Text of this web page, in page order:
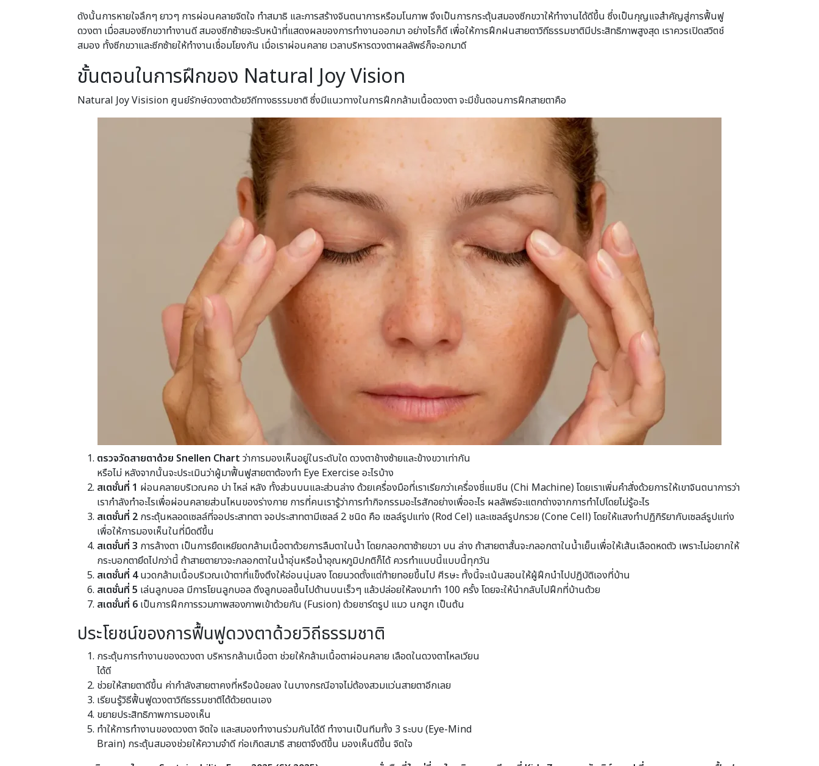
ดังนั้นการหายใจลึกๆ ยาวๆ การผ่อนคลายจิตใจ ทำสมาธิ และการสร้างจินตนาการหรือมโนภาพ จึงเป็นการกระตุ้นสมองซีกขวาให้ทำงานได้ดีขึ้น ซึ่งเป็นกุญแจสำคัญสู่การฟื้นฟู
ดวงตา เมื่อสมองซีกขวาทำงานดี สมองซีกซ้ายจะรับหน้าที่แสดงผลของการทำงานออกมา อย่างไรก็ดี เพื่อให้การฝึกฝนสายตาวิถีธรรมชาติมีประสิทธิภาพสูงสุด เราควรเปิดสวิตช์
สมอง ทั้งซีกขวาและซีกซ้ายให้ทำงานเชื่อมโยงกัน เมื่อเราผ่อนคลาย เวลาบริหารดวงตาผลลัพธ์ก็จะอกมาดี
ขั้นตอนในการฝึกของ Natural Joy Vision
Natural Joy Visision ศูนย์รักษ์ดวงตาด้วยวิถีทางธรรมชาติ ซึ่งมีแนวทางในการฝึกกล้ามเนื้อดวงตา จะมีขั้นตอนการฝึกสายตาคือ
ตรวจวัดสายตาด้วย Snellen Chart ว่าการมองเห็นอยู่ในระดับใด ดวงตาช้างซ้ายและข้างขวาเท่ากัน
หรือไม่ หลังจากนั้นจะประเมินว่าผู้มาฟื้นฟูสายตาต้องทำ Eye Exercise อะไรบ้าง
สเตชั่นที่ 1 ผ่อนคลายบริเวณคอ บ่า ไหล่ หลัง ทั้งส่วนบนและส่วนล่าง ด้วยเครื่องมือที่เราเรียกว่าเครื่องชี่แมชีน (Chi Machine) โดยเราเพิ่มคำสั่งด้วยการให้เขาจินตนาการว่า
เรากำลังทำอะไรเพื่อผ่อนคลายส่วนไหนของร่างกาย การที่คนเรารู้ว่าการทำกิจกรรมอะไรสักอย่างเพื่ออะไร ผลลัพธ์จะแตกต่างจากการทำไปโดยไม่รู้อะไร
สเตชั่นที่ 2 กระตุ้นหลอดเซลล์ที่จอประสาทตา จอประสาทตามีเซลล์ 2 ชนิด คือ เซลล์รูปแท่ง (Rod Cel) และเซลล์รูปกรวย (Cone Cell) โดยให้แสงทำปฏิกิริยากับเซลล์รูปแท่ง
เพื่อให้การมองเห็นในที่มืดดีขึ้น
สเตชั่นที่ 3 การล้างตา เป็นการยืดเหยียดกล้ามเนื้อตาด้วยการลืมตาในน้ำ โดยกลอกตาซ้ายขวา บน ล่าง ถ้าสายตาสั้นจะกลอกตาในน้ำเย็นเพื่อให้เส้นเลือดหดตัว เพราะไม่อยากให้
กระบอกตายึดไปกว่านี้ ถ้าสายตายาวจะกลอกตาในน้ำอุ่นหรือน้ำอุณหภูมิปกติก็ได้ ควรทำแบบนี้แบบนี้ทุกวัน
สเตชั่นที่ 4นวดกล้ามเนื้อบริเวณเบ้าตาที่แข็งตึงให้อ่อนนุ่มลง โดยนวดตั้งแต่ท้ายทอยขึ้นไป ศีรษะ ทั้งนี้จะเน้นสอนให้ผู้ฝึกนำไปปฏิบัติเองที่บ้าน
สเตชั่นที่ 5 เล่นลูกบอล มีการโยนลูกบอล ดึงลูกบอลขึ้นไปด้านบนเร็วๆ แล้วปล่อยให้ลงมาทำ 100 ครั้ง โดยจะให้นำกลับไปฝึกที่บ้านด้วย
สเตชั่นที่ 6 เป็นการฝึกการรวมภาพสองภาพเข้าด้วยกัน (Fusion) ด้วยชาร์ตรูป แมว นกฮูก เป็นต้น
ประโยชน์ของการฟื้นฟูดวงตาด้วยวิถีธรรมชาติ
กระตุ้นการทำงานของดวงตา บริหารกล้ามเนื้อตา ช่วยให้กล้ามเนื้อตาผ่อนคลาย เลือดในดวงตาไหลเวียน
ได้ดี
ช่วยให้สายตาดีขึ้น ค่ากำลังสายตาคงที่หรือน้อยลง ในบางกรณีอาจไม่ต้องสวมแว่นสายตาอีกเลย
เรียนรู้วิธีฟื้นฟูดวงตาวิถีธรรมชาติได้ด้วยตนเอง
ขยายประสิทธิภาพการมองเห็น
ทำให้การทำงานของดวงตา จิตใจ และสมองทำงานร่วมกันได้ดี ทำงานเป็นทีมทั้ง 3 ระบบ (Eye-Mind
Brain) กระตุ้นสมองช่วยให้ความจำดี ก่อเกิดสมาธิ สายตาจึงดีขึ้น มองเห็นดีขึ้น จิตใจ